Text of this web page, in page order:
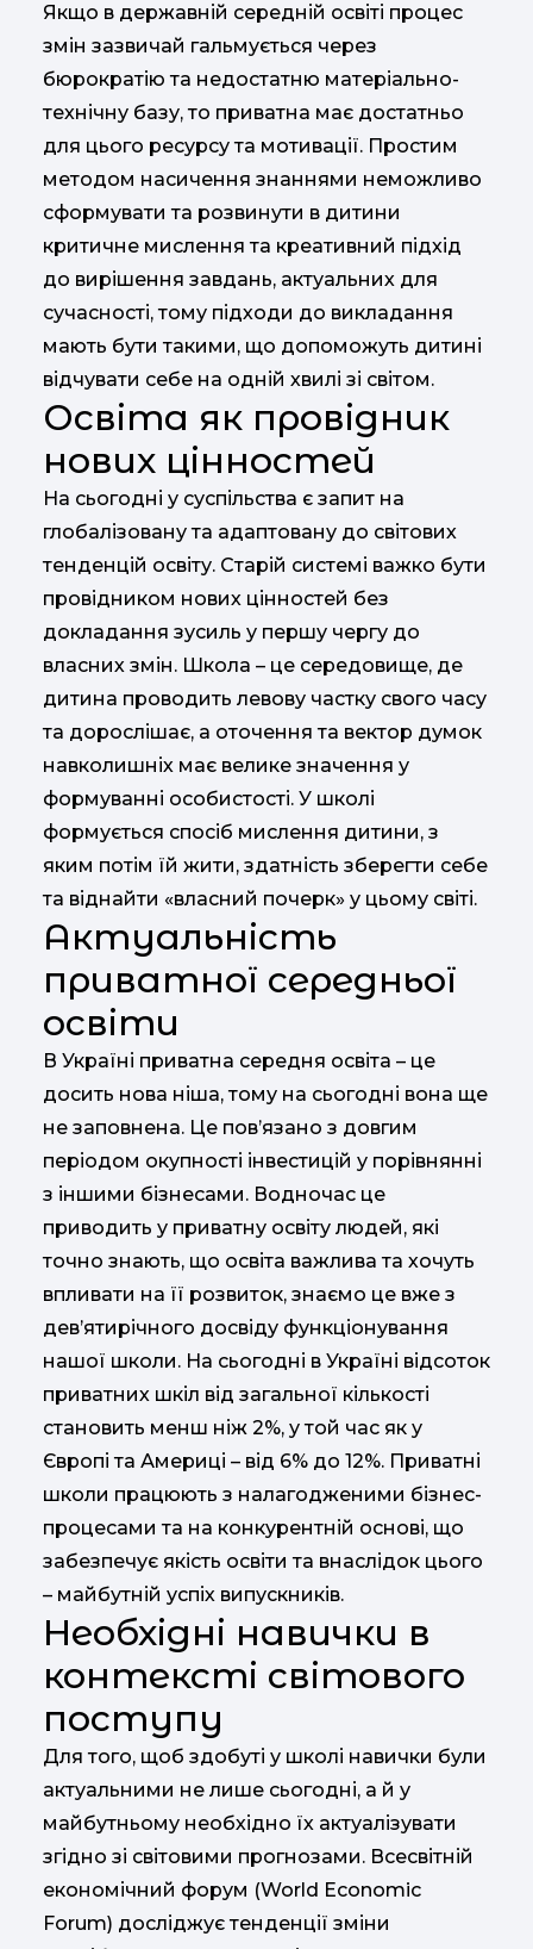
Якщо в державній середній освіті процес
змін зазвичай гальмується через
бюрократію та недостатню матеріально-
технічну базу, то приватна має достатньо
для цього ресурсу та мотивації. Простим
методом насичення знаннями неможливо
сформувати та розвинути в дитини
критичне мислення та креативний підхід
до вирішення завдань, актуальних для
сучасності, тому підходи до викладання
мають бути такими, що допоможуть дитині
відчувати себе на одній хвилі зі світом.
Освіта як провідник
нових цінностей
На сьогодні у суспільства є запит на
глобалізовану та адаптовану до світових
тенденцій освіту. Старій системі важко бути
провідником нових цінностей без
докладання зусиль у першу чергу до
власних змін. Школа – це середовище, де
дитина проводить левову частку свого часу
та дорослішає, а оточення та вектор думок
навколишніх має велике значення у
формуванні особистості. У школі
формується спосіб мислення дитини, з
яким потім їй жити, здатність зберегти себе
та віднайти «власний почерк» у цьому світі.
Актуальність
приватної середньої
освіти
В Україні приватна середня освіта – це
досить нова ніша, тому на сьогодні вона ще
не заповнена. Це пов’язано з довгим
періодом окупності інвестицій у порівнянні
з іншими бізнесами. Водночас це
приводить у приватну освіту людей, які
точно знають, що освіта важлива та хочуть
впливати на її розвиток, знаємо це вже з
дев’ятирічного досвіду функціонування
нашої школи. На сьогодні в Україні відсоток
приватних шкіл від загальної кількості
становить менш ніж 2%, у той час як у
Європі та Америці – від 6% до 12%. Приватні
школи працюють з налагодженими бізнес-
процесами та на конкурентній основі, що
забезпечує якість освіти та внаслідок цього
– майбутній успіх випускників.
Необхідні навички в
контексті світового
поступу
Для того, щоб здобуті у школі навички були
актуальними не лише сьогодні, а й у
майбутньому необхідно їх актуалізувати
згідно зі світовими прогнозами. Всесвітній
економічний форум (World Economic
Forum) досліджує тенденції зміни